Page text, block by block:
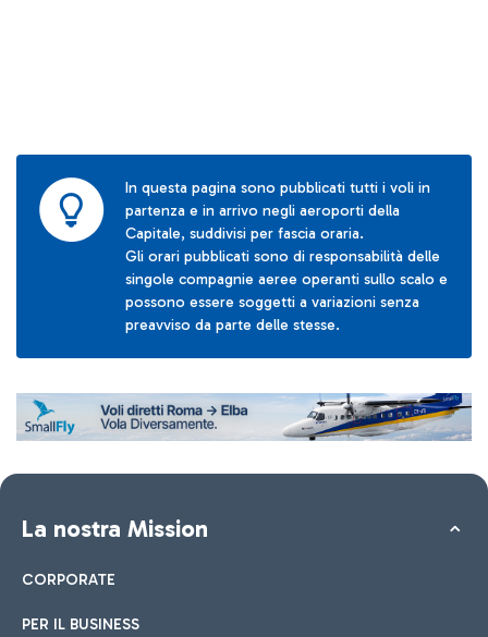
In questa pagina sono pubblicati tutti i voli in
partenza e in arrivo negli aeroporti della
Capitale, suddivisi per fascia oraria.
Gli orari pubblicati sono di responsabilità delle
singole compagnie aeree operanti sullo scalo e
possono essere soggetti a variazioni senza
preavviso da parte delle stesse.
La nostra Mission
CORPORATE
PER IL BUSINESS